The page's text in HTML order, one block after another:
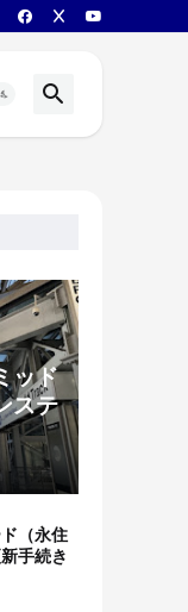
ッド
ステ
（永住
手続き